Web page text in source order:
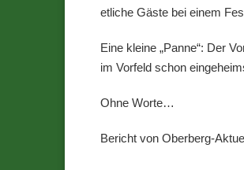
etliche Gäste bei einem
Eine kleine „Panne“: Der
im Vorfeld schon
Ohne Worte…
Bericht von Oberberg-